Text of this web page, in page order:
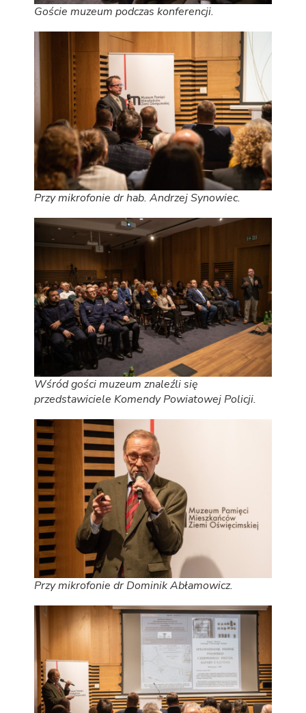
Goście muzeum podczas konferencji.
Przy mikrofonie dr hab. Andrzej Synowiec.
Wśród gości muzeum znaleźli się
przedstawiciele Komendy Powiatowej Policji.
Przy mikrofonie dr Dominik Abłamowicz.